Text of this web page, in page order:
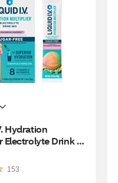
Hydration
Electrolyte Drink
Free, Rainbow
CT
153